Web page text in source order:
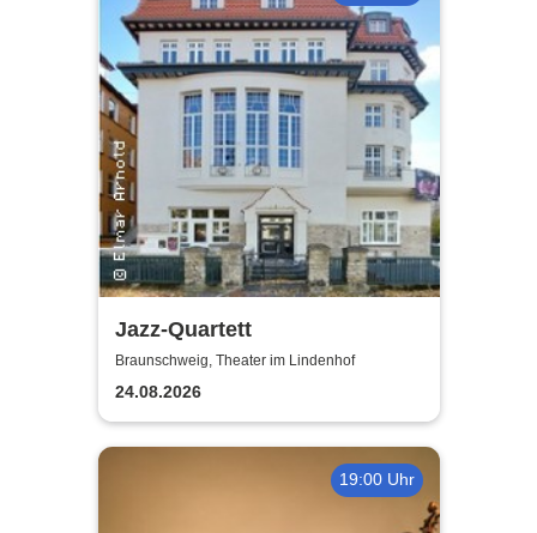
Jazz-Quartett
Braunschweig, Theater im Lindenhof
24.08.2026
19:00 Uhr